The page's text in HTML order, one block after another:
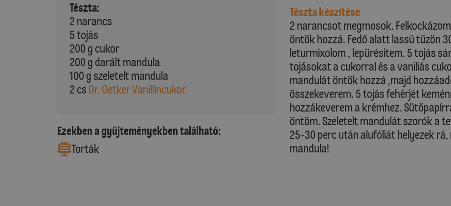
Tészta:
2 narancs
5 tojás
200 g cukor
200 g darált mandula
100 g szeletelt mandula
2 cs Dr. Oetker Vanillincukor
Ezekben a gyűjteményekben található:
Torták
Tészta készítése
2 narancsot megmosok.
öntök hozzá. Fedő alatt lassú tűzön
leturmixolom , lepürésitem. 5 tojás
tojásokat a cukorral és a vaniliás
mandulát öntök hozzá ,majd
összekeverem. 5 tojás fehérjét
hozzákeverem a krémhez.
öntöm. Szeletelt mandulát szorók a
25-30 perc után alufóliát helyezek
mandula!